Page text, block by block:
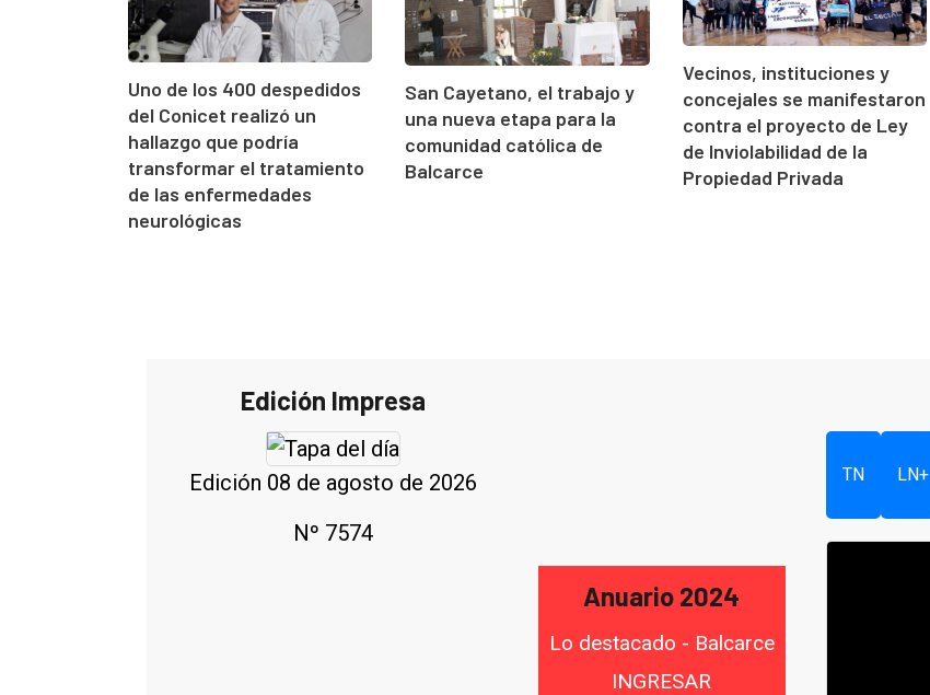
Uno de los 400 despedidos
del Conicet realizó un
hallazgo que podría
transformar el tratamiento
de las enfermedades
neurológicas
San Cayetano, el trabajo y
una nueva etapa para la
comunidad católica de
Balcarce
Vecinos, instituciones y
concejales se manifestaron
contra el proyecto de Ley
de Inviolabilidad de la
Propiedad Privada
Edición Impresa
Edición 08 de agosto de 2026
Nº 7574
Anuario 2024
Lo destacado - Balcarce
INGRESAR
TN LN+